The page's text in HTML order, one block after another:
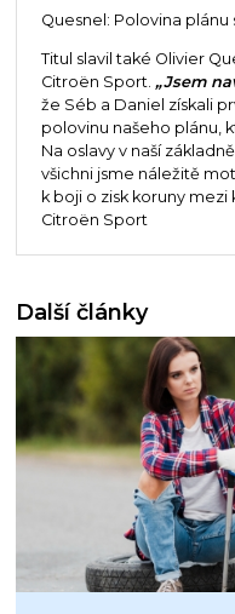
Quesnel: Polovina plánu
Titul slavil také Olivier
Citroën Sport. „Jsem
že Séb a Daniel získali
polovinu našeho plánu,
Na oslavy v naší
všichni jsme náležitě
k boji o zisk koruny mezi
Citroën Sport
Další články